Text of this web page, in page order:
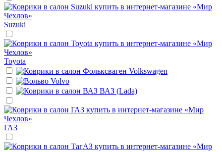
Suzuki
Toyota
Volkswagen
Volvo
ВАЗ (Lada)
ГАЗ